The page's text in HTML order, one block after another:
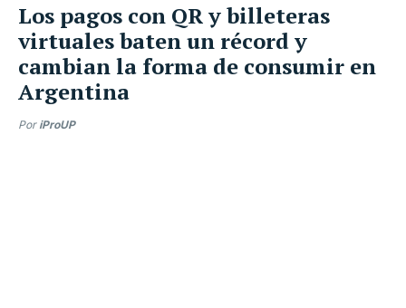
Los pagos con QR y billeteras
virtuales baten un récord y
cambian la forma de consumir en
Argentina
Por iProUP